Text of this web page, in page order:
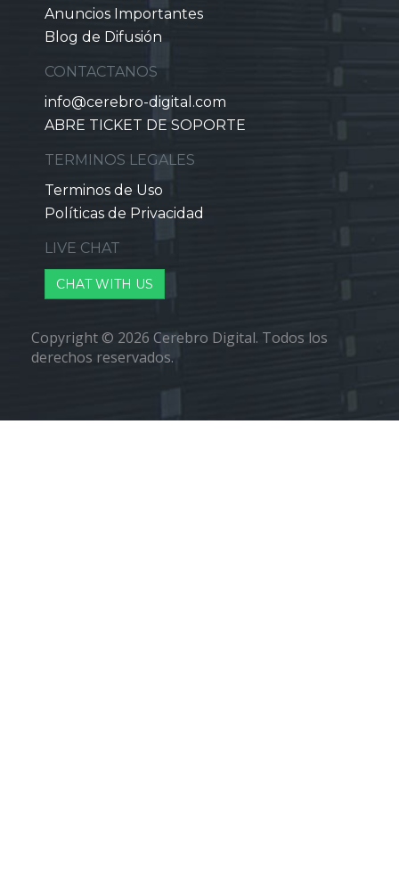
Anuncios Importantes
Blog de Difusión
CONTACTANOS
info@cerebro-digital.com
ABRE TICKET DE SOPORTE
TERMINOS LEGALES
Terminos de Uso
Políticas de Privacidad
LIVE CHAT
CHAT WITH US
Copyright © 2026 Cerebro Digital. Todos los
derechos reservados.